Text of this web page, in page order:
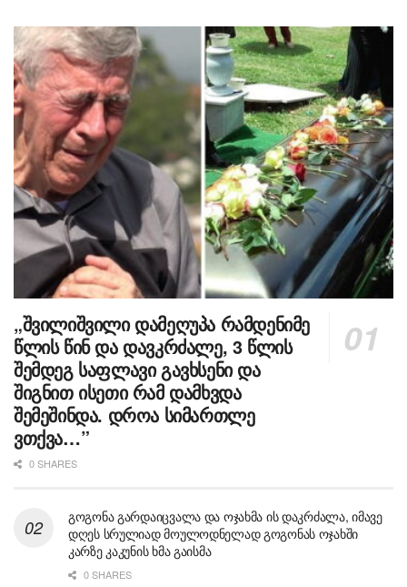
„შვილიშვილი დამეღუპა რამდენიმე
წლის წინ და დავკრძალე, 3 წლის
შემდეგ საფლავი გავხსენი და
შიგნით ისეთი რამ დამხვდა
შემეშინდა. დროა სიმართლე
ვთქვა…”
0 SHARES
გოგონა გარდაიცვალა და ოჯახმა ის დაკრძალა, იმავე
დღეს სრულიად მოულოდნელად გოგონას ოჯახში
კარზე კაკუნის ხმა გაისმა
0 SHARES